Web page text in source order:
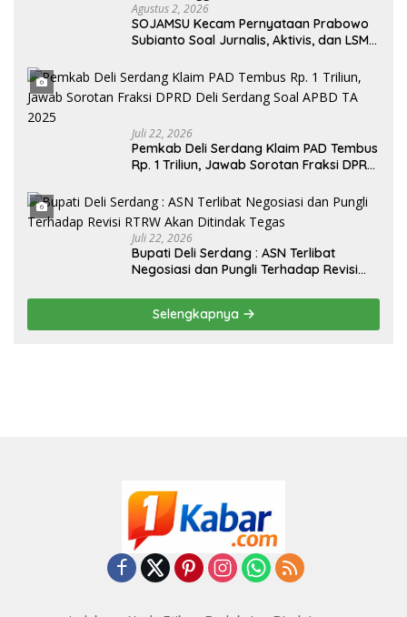
Agustus 2, 2026
SOJAMSU Kecam Pernyataan Prabowo
Subianto Soal Jurnalis, Aktivis, dan LSM
Omon Demokrasi hingga Anti Kritik!”
Juli 22, 2026
Pemkab Deli Serdang Klaim PAD Tembus
Rp. 1 Triliun, Jawab Sorotan Fraksi DPRD
Juli 22, 2026
Bupati Deli Serdang : ASN Terlibat
Negosiasi dan Pungli Terhadap Revisi
Selengkapnya